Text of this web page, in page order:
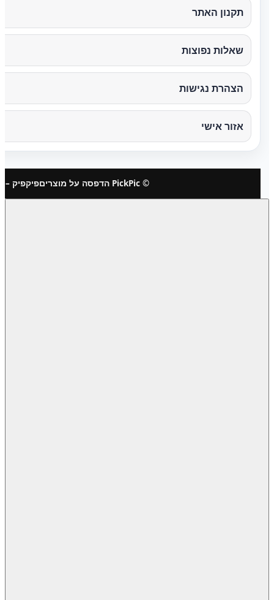
תקנון האתר
שאלות נפוצות
הצהרת נגישות
אזור אישי
© PickPic הדפסה על מוצרים פיקפיק –